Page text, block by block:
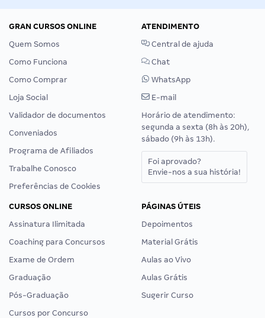
GRAN CURSOS ONLINE
Quem Somos
Como Funciona
Como Comprar
Loja Social
Validador de documentos
Conveniados
Programa de Afiliados
Trabalhe Conosco
Preferências de Cookies
ATENDIMENTO
Central de ajuda
Chat
WhatsApp
E-mail
Horário de atendimento:
segunda a sexta (8h às 20h),
sábado (9h às 13h).
Foi aprovado?
Envie-nos a sua história!
CURSOS ONLINE
Assinatura Ilimitada
Coaching para Concursos
Exame de Ordem
Graduação
Pós-Graduação
Cursos por Concurso
PÁGINAS ÚTEIS
Depoimentos
Material Grátis
Aulas ao Vivo
Aulas Grátis
Sugerir Curso